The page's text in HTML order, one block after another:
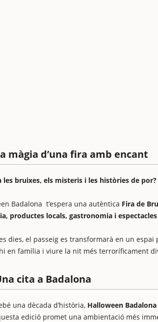
màgia d’una fira amb encant
les bruixes, els misteris i les històries de por?
Badalona t’espera una autèntica Fira de
productes locals, gastronomia i
dies, el passeig es transformarà en un
en família i viure la nit més terroríficament
cita a Badalona
una dècada d’història, Halloween
edició promet una ambientació més